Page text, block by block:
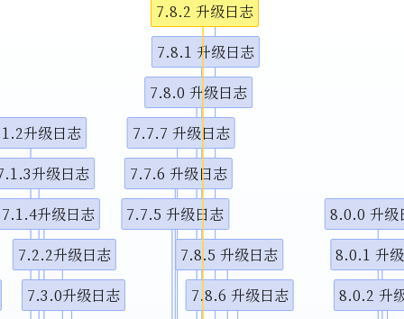
8.0.2 升
8.0.1 升
8.0.0 升级
7.8.6 升级日志
7.8.5 升级日志
7.7.5 升级日志
7.7.6 升级日志
7.7.7 升级日志
7.8.0 升级日志
7.8.1 升级日志
7.8.2 升级日志
7.3.0升级日志
7.2.2升级日志
7.1.4升级日志
升级日志
升级日志
频说